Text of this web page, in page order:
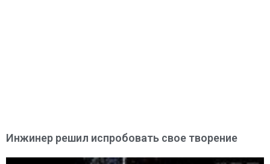
Инжинер решил испробовать свое творение